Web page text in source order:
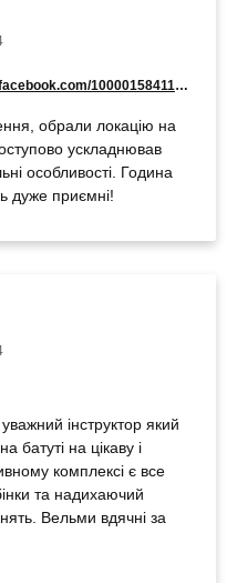
https://www.facebook.com/100001584114076
обрали локацію на
ускладнював
особливості. Година
дуже приємні!
батуті на цікаву і
комплексі є все
та надихаючий
за